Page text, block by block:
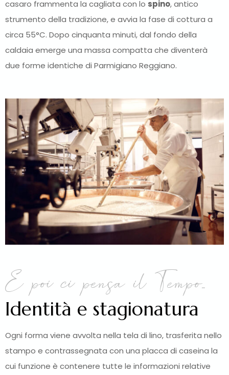
casaro frammenta la cagliata con lo spino, antico
strumento della tradizione, e avvia la fase di cottura a
circa 55°C. Dopo cinquanta minuti, dal fondo della
caldaia emerge una massa compatta che diventerà
due forme identiche di Parmigiano Reggiano.
E poi ci pensa il Tempo...
Identità e stagionatura
Ogni forma viene avvolta nella tela di lino, trasferita nello
stampo e contrassegnata con una placca di caseina la
cui funzione è contenere tutte le informazioni relative